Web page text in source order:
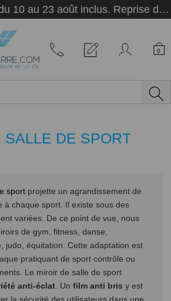
Fermeture estivale du 10 au 23 août inclus. Reprise des activités le 24 août.
0
SALLE DE SPORT
sportprojette un agrandissement de
à chaque sport. Il existe sous des
variées. De ce point de vue, nous
de gym, fitness, danse,
judo, équitation. Cette adaptation est
pratiquant de sport contrôle ou
Le miroir de salle de sport
anti-éclat. Un film anti bris y est